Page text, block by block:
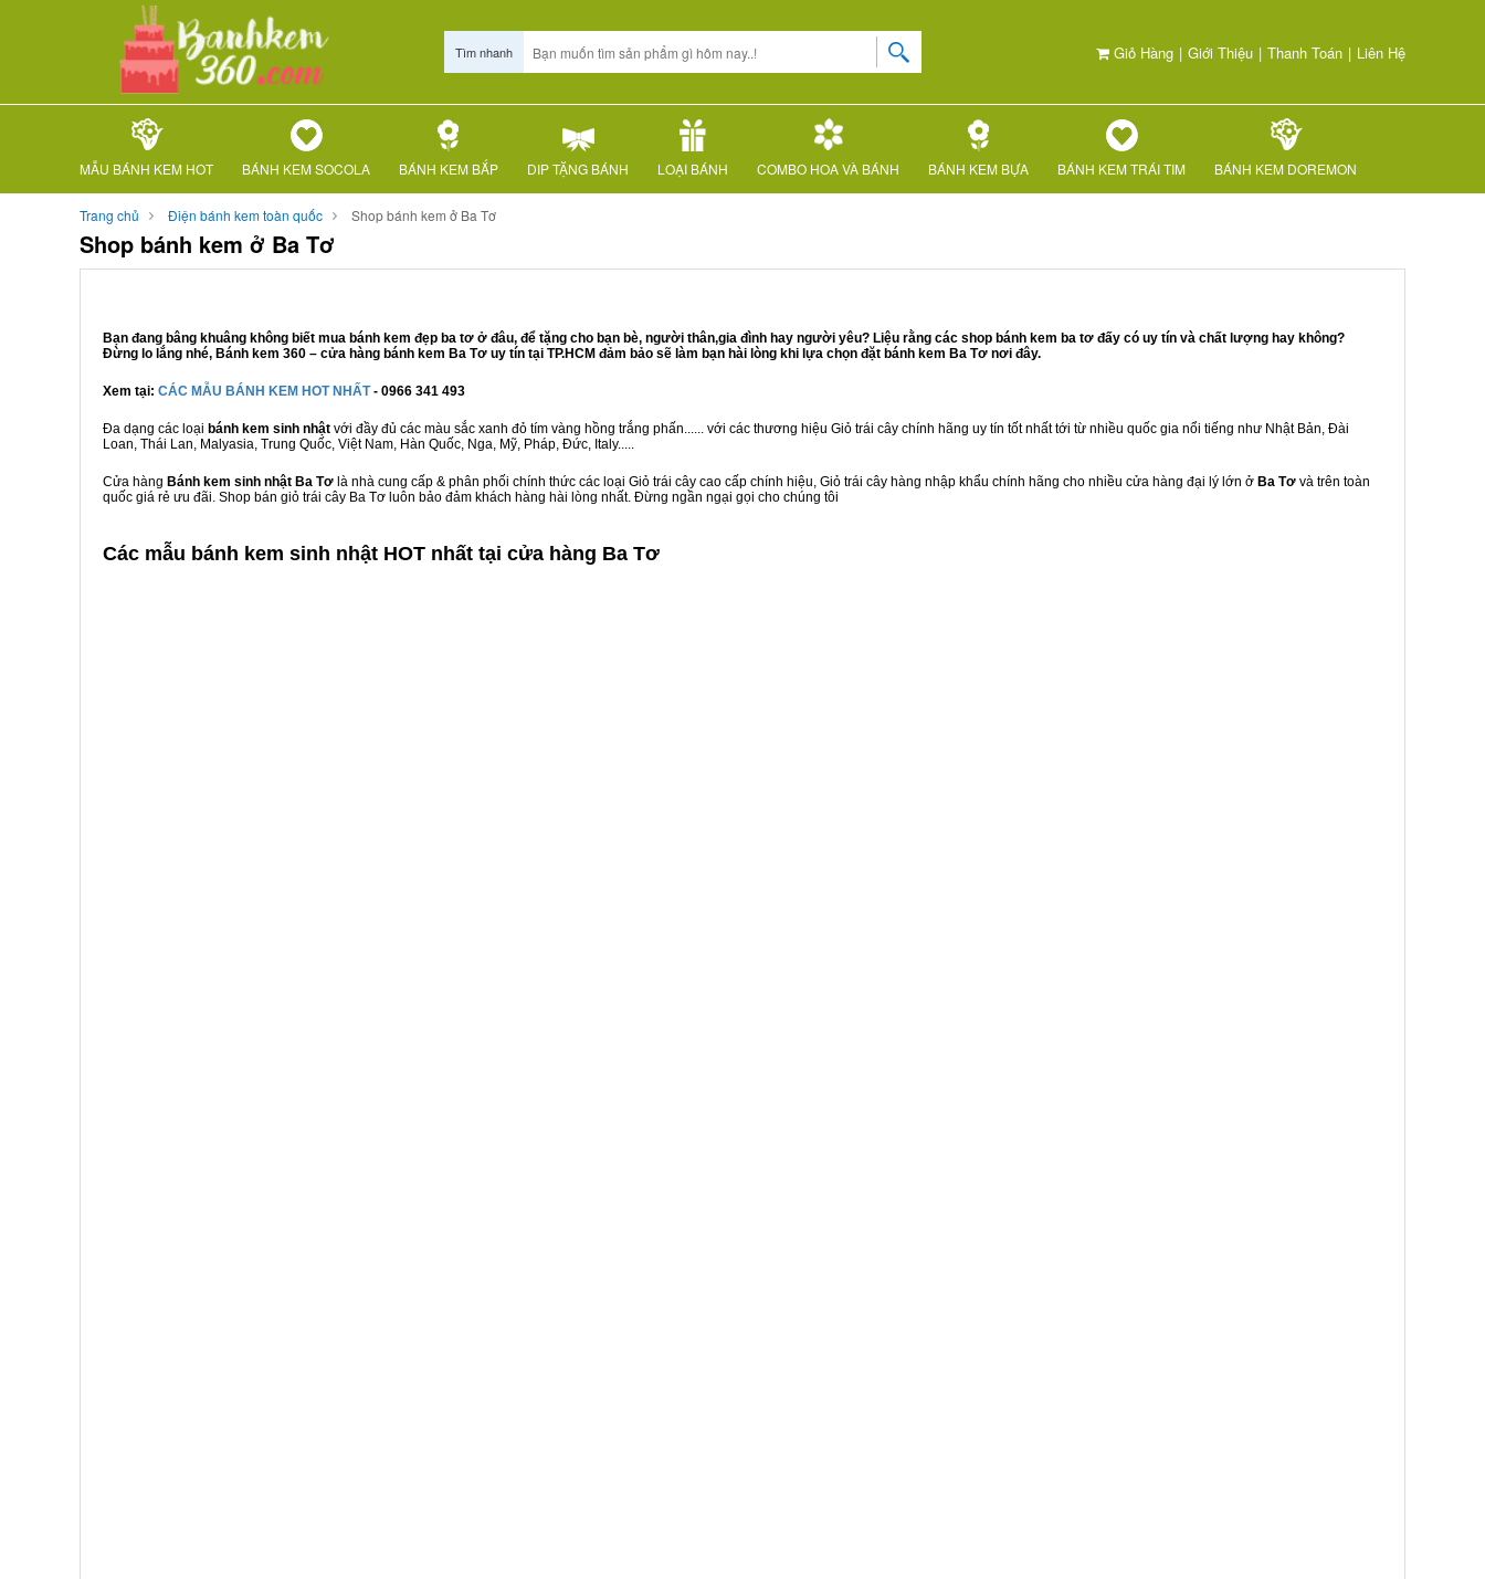
Giỏ Hàng | Giới Thiệu | Thanh Toán | Liên Hệ
Tìm nhanh
MẪU BÁNH KEM HOT BÁNH KEM SOCOLA BÁNH KEM BẮP DIP TẶNG BÁNH LOẠI BÁNH COMBO HOA VÀ BÁNH BÁNH KEM BỰA BÁNH KEM TRÁI TIM BÁNH KEM DOREMON
Trang chủ Điện bánh kem toàn quốc Shop bánh kem ở Ba Tơ
Shop bánh kem ở Ba Tơ
Bạn đang bâng khuâng không biết mua bánh kem đẹp ba tơ ở đâu, để tặng cho bạn bè, người thân,gia đình hay người yêu? Liệu rằng các shop bánh kem ba tơ đấy có uy tín và chất lượng hay không?
Đừng lo lắng nhé, Bánh kem 360 – cửa hàng bánh kem Ba Tơ uy tín tại TP.HCM đảm bảo sẽ làm bạn hài lòng khi lựa chọn đặt bánh kem Ba Tơ nơi đây.
Xem tại: CÁC MẪU BÁNH KEM HOT NHẤT- 0966 341 493
Đa dạng các loại bánh kem sinh nhật với đầy đủ các màu sắc xanh đỏ tím vàng hồng trắng phấn...... với các thương hiệu Giỏ trái cây chính hãng uy tín tốt nhất tới từ nhiều quốc gia nổi tiếng như Nhật Bản, Đài
Loan, Thái Lan, Malyasia, Trung Quốc, Việt Nam, Hàn Quốc, Nga, Mỹ, Pháp, Đức, Italy.....
Cửa hàng Bánh kem sinh nhật Ba Tơ là nhà cung cấp & phân phối chính thức các loại Giỏ trái cây cao cấp chính hiệu, Giỏ trái cây hàng nhập khẩu chính hãng cho nhiều cửa hàng đại lý lớn ở Ba Tơ và trên toàn
quốc giá rẻ ưu đãi. Shop bán giỏ trái cây Ba Tơ luôn bảo đảm khách hàng hài lòng nhất. Đừng ngần ngại gọi cho chúng tôi
Các mẫu bánh kem sinh nhật HOT nhất tại cửa hàng Ba Tơ